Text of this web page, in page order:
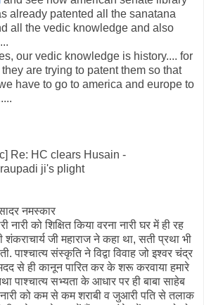
already patented all the sanatana
all the vedic knowledge and also
our vedic knowledge is history.... for
are trying to patent them so that
have to go to america and europe to
Re: HC clears Husain -
ji's plight
नमस्कार
नारी को शिक्षित किया वरना नारी घर में ही रह
जी महाराज ने कहा था, सती प्रथा भी
पाश्चात्य संस्कृति ने विद्वा विवाह जो इश्वर चंद्र
मदद से ही कानून पारित कर के शरू करवाया हमारे
पाश्चात्य सभ्यता के आधार पर ही बाबा साहेब
को कम से कम शराबी व जुआरी पति से तलाक